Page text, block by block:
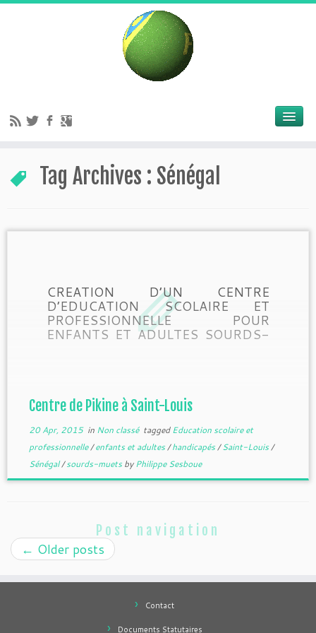
Tag Archives : Sénégal
CREATION D’UN CENTRE
D’EDUCATION SCOLAIRE ET
PROFESSIONNELLE POUR
ENFANTS ET ADULTES SOURDS-
Saint-Louis, FIDEI a entrepris de
et de Formation Professionnelle pour
jeunes et adultes sourds-muets dans
le quartier de […]
Centre de Pikine à Saint-Louis
20 Apr, 2015in Non classé taggedEducation scolaire et
professionnelle/enfants et adultes/handicapés/Saint-Louis/
Sénégal/sourds-muetsbyPhilippe Sesboue
Post navigation
← Older posts
Contact
Documents Statutaires